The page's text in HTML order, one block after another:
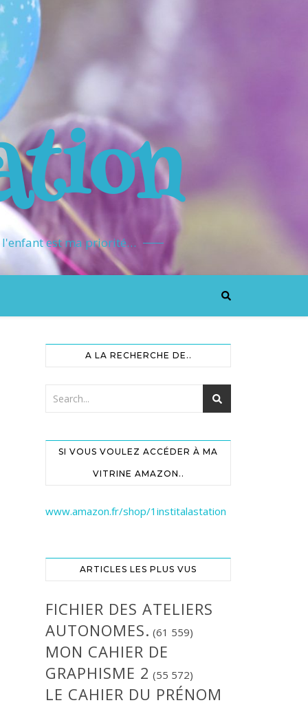
l'enfant est ma priorité…
A LA RECHERCHE DE..
SI VOUS VOULEZ ACCÉDER À MA
VITRINE AMAZON..
www.amazon.fr/shop/1institalastation
ARTICLES LES PLUS VUS
FICHIER DES ATELIERS
AUTONOMES. (61 559)
MON CAHIER DE
GRAPHISME 2 (55 572)
LE CAHIER DU PRÉNOM